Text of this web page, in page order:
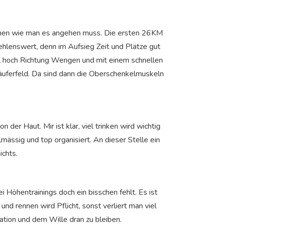
wie man es angehen muss. Die ersten 26KM
denn im Aufsieg Zeit und Plätze gut
Richtung Wengen und mit einem schnellen
Da sind dann die Oberschenkelmuskeln
der Haut. Mir ist klar, viel trinken wird wichtig
und top organisiert. An dieser Stelle ein
Höhentrainings doch ein bisschen fehlt. Es ist
rennen wird Pflicht, sonst verliert man viel
und dem Wille dran zu bleiben.